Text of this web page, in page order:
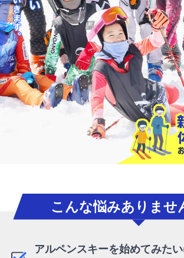
こんな悩みありませ
アルペンスキーを始めてみた